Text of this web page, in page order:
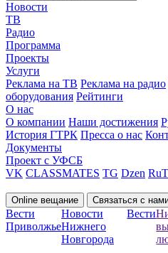
Новости
ТВ
Радио
Программа
Проекты
Услуги
Реклама на ТВ Реклама на радио
оборудования Рейтинги
О нас
О компании Наши достижения
История ГТРК Пресса о нас
Документы
Проект с УФСБ
VK CLASSMATES TG Dzen
Online вещание Связаться с
Вести
Приволжье
Новости
Нижнего
Новгорода
Вести